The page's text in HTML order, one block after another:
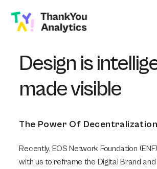
Design is
made visible
The Power Of
Recently, EOS Network Foundation
with us to reframe the Digital Brand and